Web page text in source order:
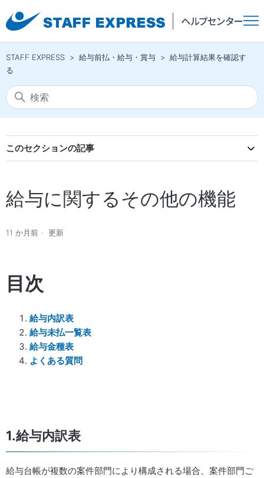
STAFF EXPRESS 給与前払・給与・賞与
給与計算結果を確認す
る
このセクションの記事
給与に関するその他の機能
11 か月前 更新
目次
給与内訳表
給与未払一覧表
給与金種表
よくある質問
1.給与内訳表
給与台帳が複数の案件部門により構成される場合、案件部門ご